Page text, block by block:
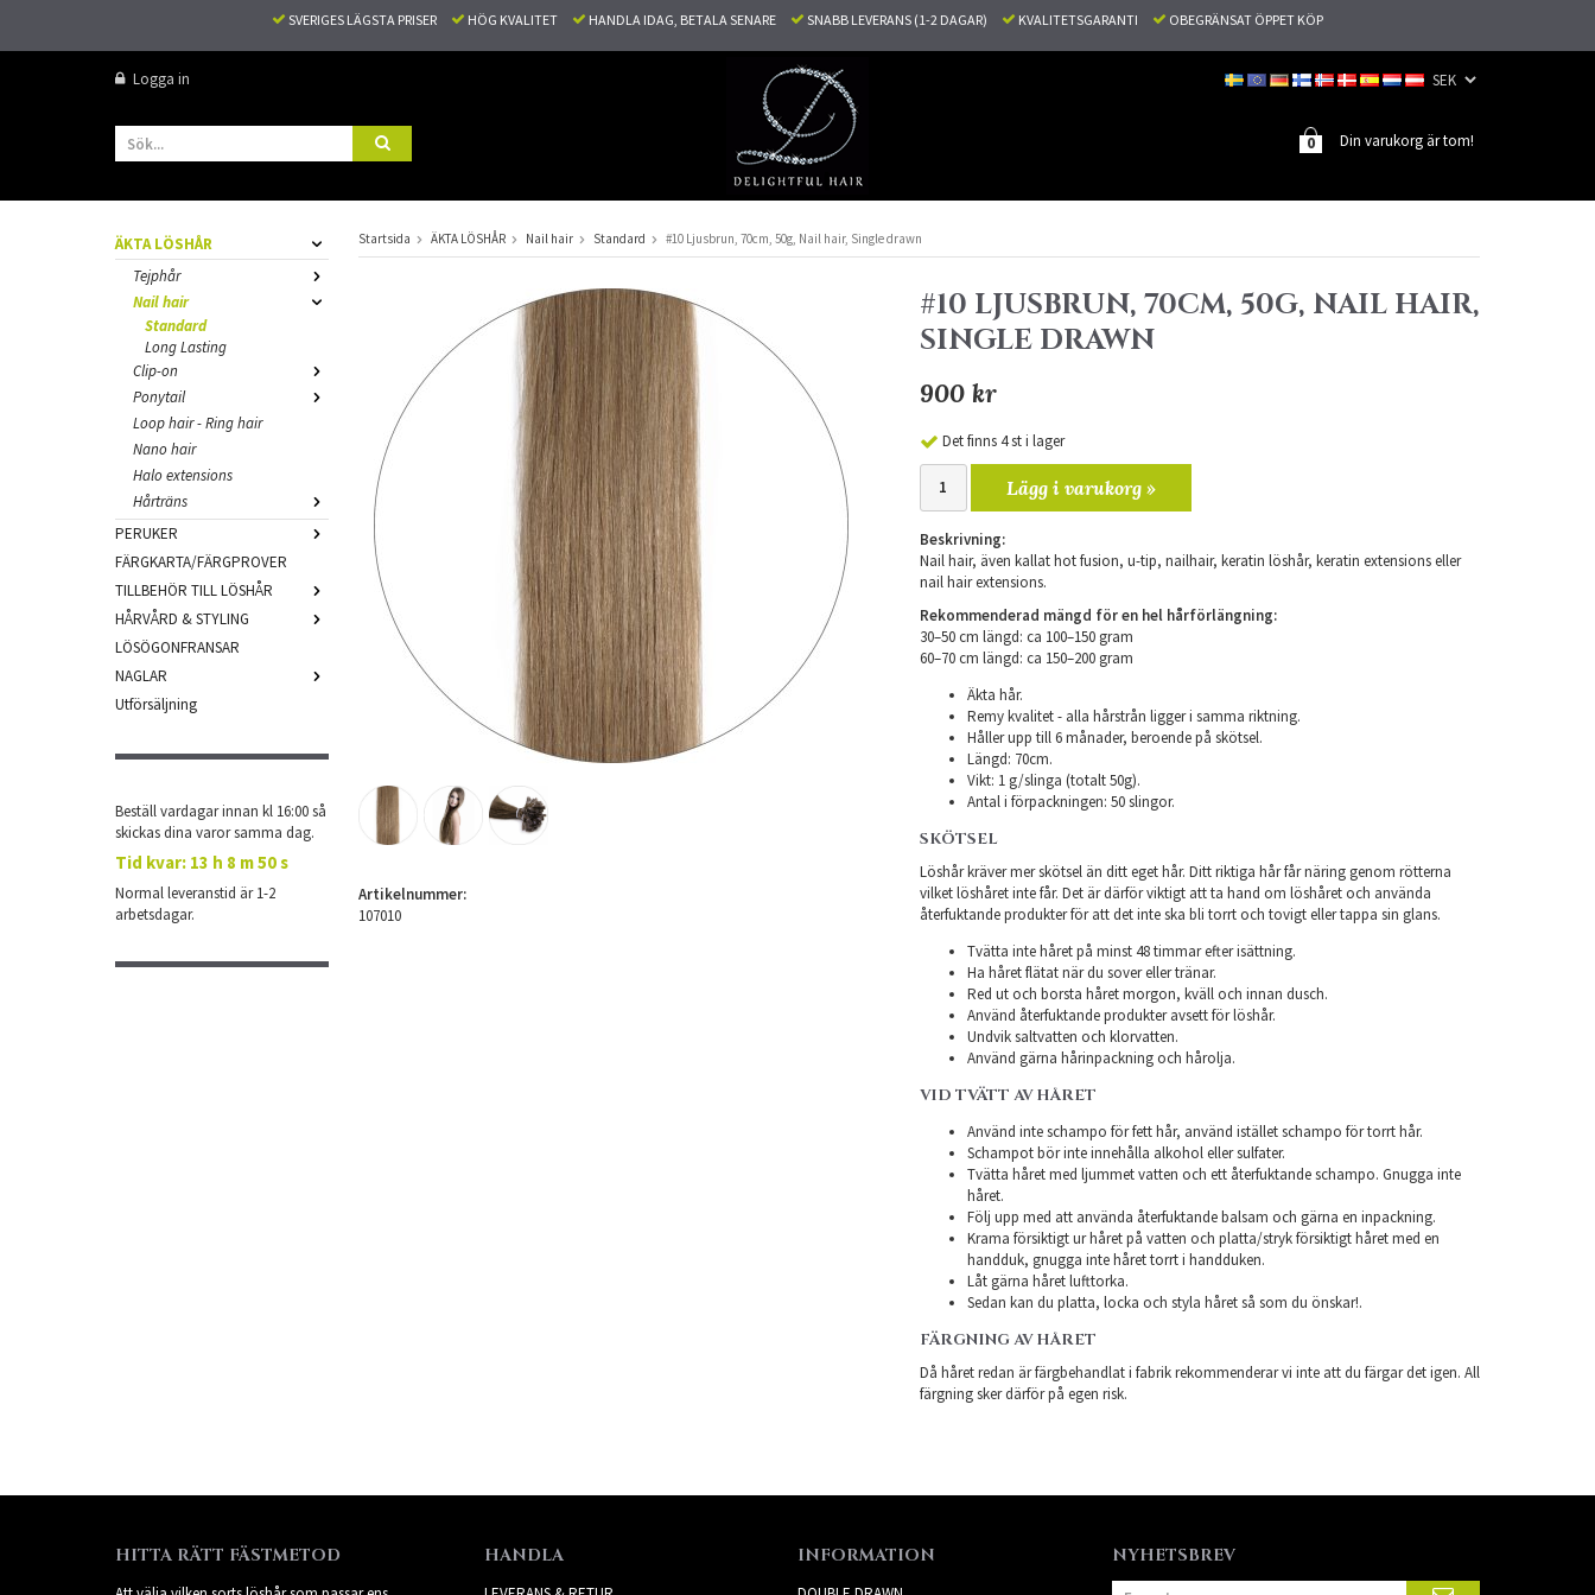
SVERIGES LÄGSTA PRISER HÖG KVALITET HANDLA IDAG, BETALA SENARE SNABB LEVERANS (1-2 DAGAR) KVALITETSGARANTI OBEGRÄNSAT ÖPPET KÖP
Logga in
Din varukorg är tom!
0
ÄKTA LÖSHÅR
Tejphår
Nail hair
Standard
Long Lasting
Clip-on
Ponytail
Loop hair - Ring hair
Nano hair
Halo extensions
Hårträns
PERUKER
FÄRGKARTA/FÄRGPROVER
TILLBEHÖR TILL LÖSHÅR
HÅRVÅRD & STYLING
LÖSÖGONFRANSAR
NAGLAR
Utförsäljning
Beställ vardagar innan kl 16:00 så
skickas dina varor samma dag.
Tid kvar: 13 h 8 m 49 s
Normal leveranstid är 1-2
arbetsdagar.
Startsida ÄKTA LÖSHÅR Nail hair Standard #10 Ljusbrun, 70cm, 50g, Nail hair, Single drawn
#10 LJUSBRUN, 70CM, 50G, NAIL HAIR,
SINGLE DRAWN
900 kr
Det finns 4 st i lager
Lägg i varukorg »
Beskrivning:
Nail hair, även kallat hot fusion, u-tip, nailhair, keratin löshår, keratin extensions eller
nail hair extensions.
Rekommenderad mängd för en hel hårförlängning:
30–50 cm längd: ca 100–150 gram
​60–70 cm längd: ca 150–200 gram
Äkta hår.
Remy kvalitet - alla hårstrån ligger i samma riktning.
Håller upp till 6 månader, beroende på skötsel.
Längd: 70cm.
Vikt: 1 g/slinga (totalt 50g).
Antal i förpackningen: 50 slingor.
SKÖTSEL
Löshår kräver mer skötsel än ditt eget hår. Ditt riktiga hår får näring genom rötterna
vilket löshåret inte får. Det är därför viktigt att ta hand om löshåret och använda
återfuktande produkter för att det inte ska bli torrt och tovigt eller tappa sin glans.
Tvätta inte håret på minst 48 timmar efter isättning.
Ha håret flätat när du sover eller tränar.
Red ut och borsta håret morgon, kväll och innan dusch.
Använd återfuktande produkter avsett för löshår.
Undvik saltvatten och klorvatten.
Använd gärna hårinpackning och hårolja.
VID TVÄTT AV HÅRET
Använd inte schampo för fett hår, använd istället schampo för torrt hår.
Schampot bör inte innehålla alkohol eller sulfater.
Tvätta håret med ljummet vatten och ett återfuktande schampo. Gnugga inte
håret.
Följ upp med att använda återfuktande balsam och gärna en inpackning.
Krama försiktigt ur håret på vatten och platta/stryk försiktigt håret med en
handduk, gnugga inte håret torrt i handduken.
Låt gärna håret lufttorka.
Sedan kan du platta, locka och styla håret så som du önskar!.
FÄRGNING AV HÅRET
Då håret redan är färgbehandlat i fabrik rekommenderar vi inte att du färgar det igen. All
färgning sker därför på egen risk.
Artikelnummer:
107010
HITTA RÄTT FÄSTMETOD HANDLA INFORMATION NYHETSBREV